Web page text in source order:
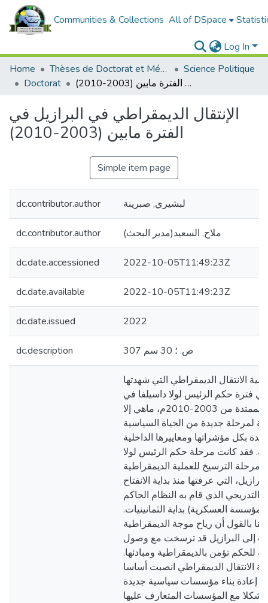
Communities & Collections All of DSpace
Log In
Home
Thèses de Doctorat et Mémoires de Magister
Science Politique
Doctorat
الإنتقال الديمقراطي في البرازيل في الفترة مابين (2003-2010)
الإنتقال الديمقراطي في البرازيل في
الفترة مابين (2003-2010)
Simple item page
dc.contributor.author لبشيري, صبرينة
dc.contributor.author ملاح, السعيد(مدير البحث)
dc.date.accessioned 2022-10-05T11:49:23Z
dc.date.available 2022-10-05T11:49:23Z
dc.date.issued 2022
dc.description 307 ص. ؛ 30 سم
الانتقال الديمقراطي التي شهدتها
في فترة حكم الرئيس لولا داسيلفا في
الفترة الممتدة من 2003-2010م، ماهي إلا
لمرحلة جديدة من الحياة السياسية
بكل مؤشراتها ومعاييرها الداخلية
فقد كانت مرحلة حكم الرئيس لولا
مرحلة الترسيخ للعملية الديمقراطية
التي عرفتها منذ بداية الانفتاح
التدريجي الذي قام به النظام الحاكم
العسكرية) بداية الثمانينيات.
بالقول أن رياح موجة الديمقراطية
إلى البرازيل قد ترسخت مع وصول
للحكم تؤمن بالديمقراطية ومبادئها.
الانتقال الديمقراطي انصبت أساسا
إعادة بناء مؤسسات سياسية جديدة
شكلا مع المؤسسات المتعارف عليها